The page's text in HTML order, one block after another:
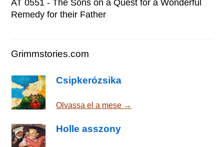
AT 0551 - The Sons on a Quest for a Wonderful
Remedy for their Father
Grimmstories.com
Csipkerózsika
Olvassa el a mese →
Holle asszony